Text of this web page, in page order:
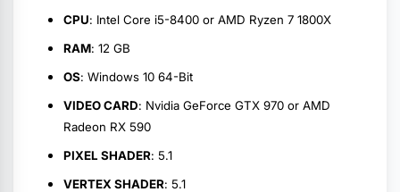
CPU: Intel Core i5-8400 or AMD Ryzen 7 1800X
RAM: 12 GB
OS: Windows 10 64-Bit
VIDEO CARD: Nvidia GeForce GTX 970 or AMD
Radeon RX 590
PIXEL SHADER: 5.1
VERTEX SHADER: 5.1